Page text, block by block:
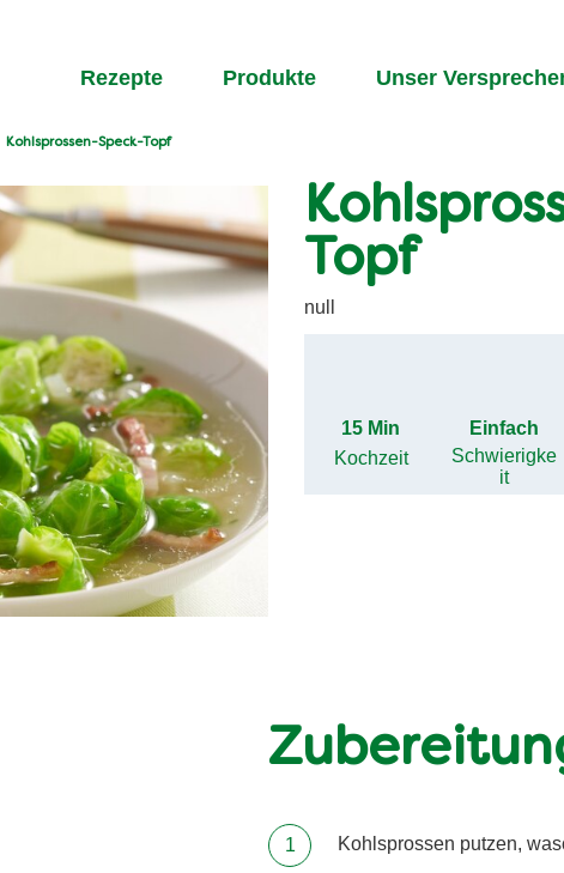
Rezepte Produkte Unser
Kohlsprossen-Speck-Topf
Topf
null
15 Min
Kochzeit
Einfach
Schwierigke
it
Kohlsprossen putzen,